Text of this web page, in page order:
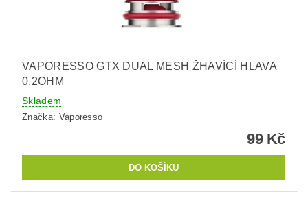
VAPORESSO GTX DUAL MESH ŽHAVÍCÍ HLAVA
0,2OHM
Skladem
Značka: Vaporesso
99 Kč